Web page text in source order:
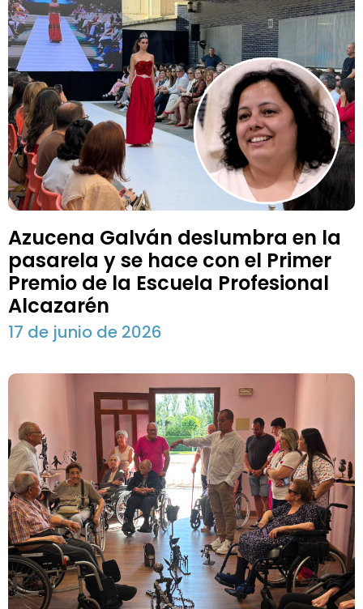
Azucena Galván deslumbra en la
pasarela y se hace con el Primer
Premio de la Escuela Profesional
Alcazarén
17 de junio de 2026